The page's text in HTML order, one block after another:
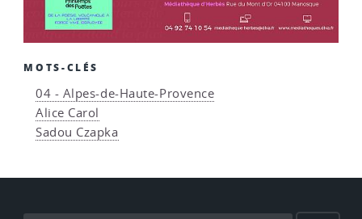
MOTS-CLÉS
04 - Alpes-de-Haute-Provence
Alice Carol
Sadou Czapka